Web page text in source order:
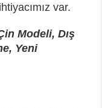
var.
Modeli, Dış
Yeni